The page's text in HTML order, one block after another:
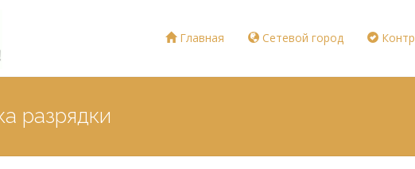
Главная Сетевой город
разрядки